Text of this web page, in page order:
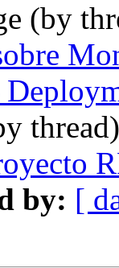
(by
by: [